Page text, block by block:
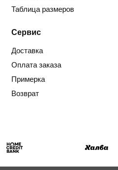
Таблица размеров
Сервис
Доставка
Оплата заказа
Примерка
Возврат